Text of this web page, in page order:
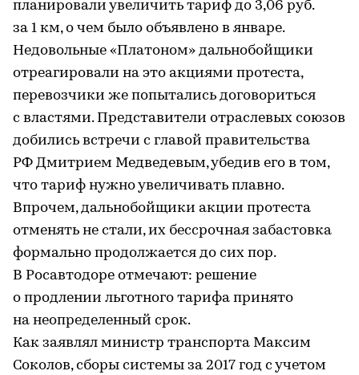
планировали увеличить тариф до 3,06 руб.
за 1 км, о чем было объявлено в январе.
Недовольные «Платоном» дальнобойщики
отреагировали на это акциями протеста,
перевозчики же попытались договориться
с властями. Представители отраслевых союзов
добились встречи с главой правительства
РФ Дмитрием Медведевым, убедив его в том,
что тариф нужно увеличивать плавно.
Впрочем, дальнобойщики акции протеста
отменять не стали, их бессрочная забастовка
формально продолжается до сих пор.
В Росавтодоре отмечают: решение
о продлении льготного тарифа принято
на неопределенный срок.
Как заявлял министр транспорта Максим
Соколов, сборы системы за 2017 год с учетом